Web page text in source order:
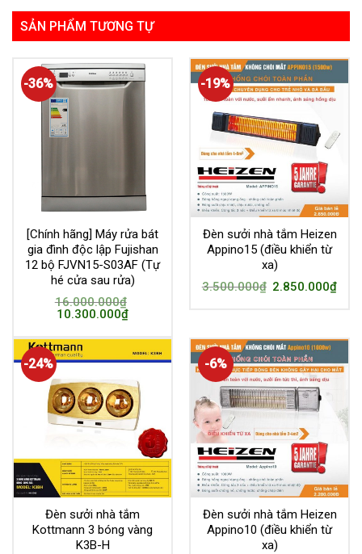
SẢN PHẨM TƯƠNG TỰ
-36%
[Chính hãng] Máy rửa bát
gia đình độc lập Fujishan
12 bộ FJVN15-S03AF (Tự
hé cửa sau rửa)
16.000.000₫
10.300.000₫
-19%
Đèn sưởi nhà tắm Heizen
Appino15 (điều khiển từ
xa)
3.500.000₫ 2.850.000₫
-24%
Đèn sưởi nhà tắm
Kottmann 3 bóng vàng
K3B-H
-6%
Đèn sưởi nhà tắm Heizen
Appino10 (điều khiển từ
xa)